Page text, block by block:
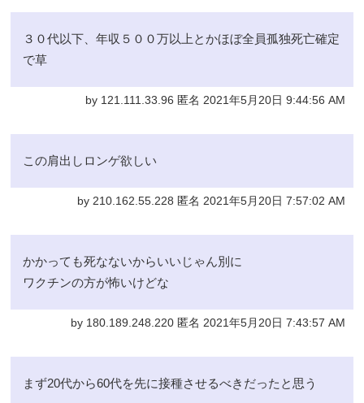
３０代以下、年収５００万以上とかほぼ全員孤独死亡確定
で草
by 121.111.33.96 匿名 2021年5月20日 9:44:56 AM
この肩出しロンゲ欲しい
by 210.162.55.228 匿名 2021年5月20日 7:57:02 AM
かかっても死なないからいいじゃん別に
ワクチンの方が怖いけどな
by 180.189.248.220 匿名 2021年5月20日 7:43:57 AM
まず20代から60代を先に接種させるべきだったと思う